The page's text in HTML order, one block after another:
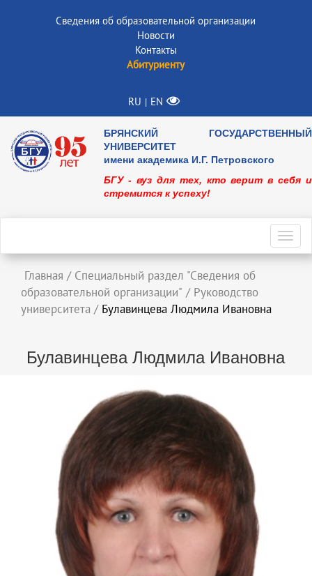
Сведения об образовательной организации
Новости
Контакты
Абитуриенту
RU | EN
БРЯНСКИЙ ГОСУДАРСТВЕННЫЙ
УНИВЕРСИТЕТ
имени академика И.Г. Петровского
БГУ - вуз для тех, кто верит в себя и
стремится к успеху!
Главная / Специальный раздел "Сведения об
образовательной организации" / Руководство
университета / Булавинцева Людмила Ивановна
Булавинцева Людмила Ивановна